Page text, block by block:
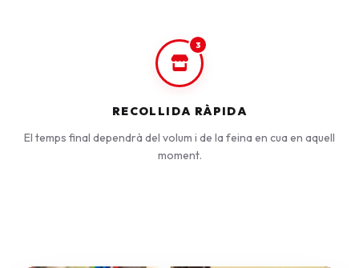
3
RECOLLIDA RÀPIDA
El temps final dependrà del volum i de la feina en cua en aquell
moment.